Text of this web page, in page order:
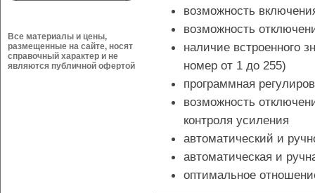
Все материалы и цены,
размещенные на сайте, носят
справочный характер и не
являются публичной офертой
возможность
возможность
наличие встроенного
номер от 1 до 255)
программная
возможность
контроля усиления
автоматический и
автоматическая и
оптимальное